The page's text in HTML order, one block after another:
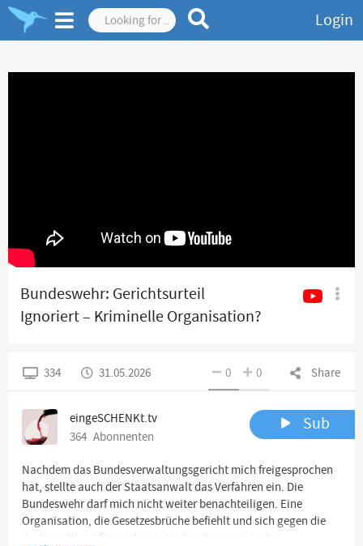
Login
Bundeswehr: Gerichtsurteil
Ignoriert – Kriminelle Organisation?
Share
0 0
334 31.05.2026
eingeSCHENKt.tv
364 Abonnenten
Sub
Nachdem das Bundesverwaltungsgericht mich freigesprochen
hat, stellte auch der Staatsanwalt das Verfahren ein. Die
Bundeswehr darf mich nicht weiter benachteiligen. Eine
Organisation, die Gesetzesbrüche befiehlt und sich gegen die
Justiz stellt, ist für mich eine Verbrecherorganisation.